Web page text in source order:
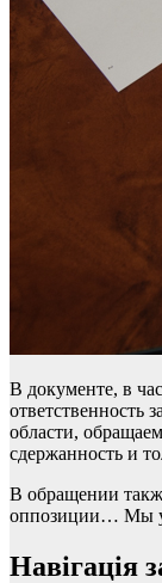
В документе, в
ответственность
области,
сдержанность и
В обращении
оппозиции… Мы
Навігація